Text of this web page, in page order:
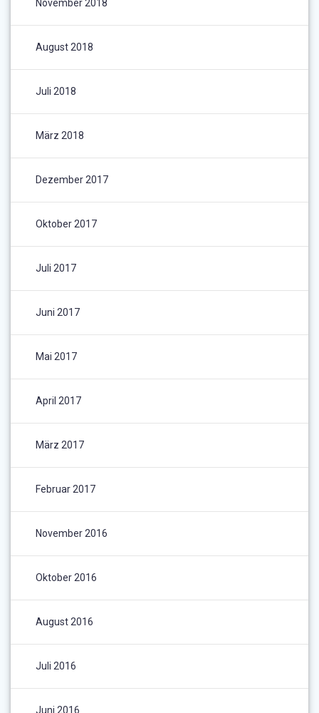
November 2018
August 2018
Juli 2018
März 2018
Dezember 2017
Oktober 2017
Juli 2017
Juni 2017
Mai 2017
April 2017
März 2017
Februar 2017
November 2016
Oktober 2016
August 2016
Juli 2016
Juni 2016